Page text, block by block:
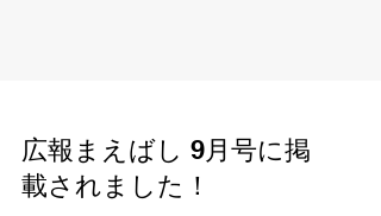
広報まえばし 9月号に掲